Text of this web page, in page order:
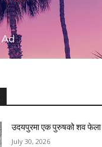
उदयपुरमा एक पुरुषको शव फेला
July 30, 2026